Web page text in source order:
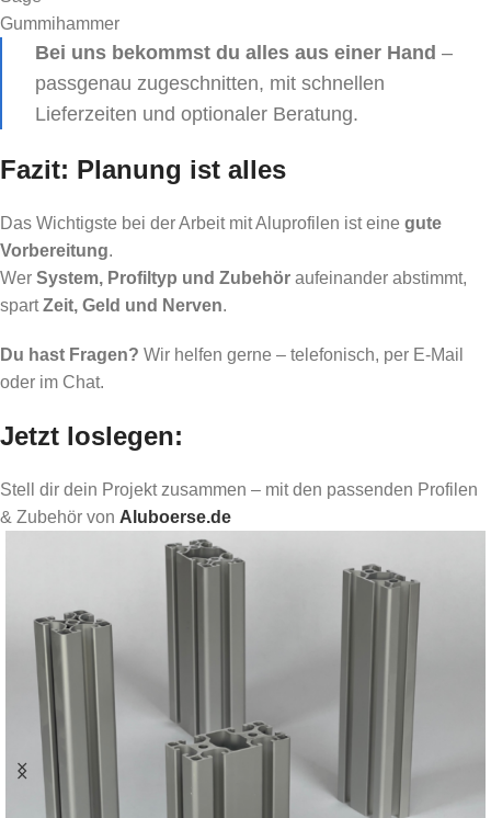
Gummihammer
Bei uns bekommst du alles aus einer Hand –
passgenau zugeschnitten, mit schnellen
Lieferzeiten und optionaler Beratung.
Fazit: Planung ist alles
Das Wichtigste bei der Arbeit mit Aluprofilen ist eine gute
Vorbereitung.
Wer System, Profiltyp und Zubehör aufeinander abstimmt,
spartZeit, Geld und Nerven.
Du hast Fragen? Wir helfen gerne – telefonisch, per E-Mail
oder im Chat.
Jetzt loslegen:
Stell dir dein Projekt zusammen – mit den passenden Profilen
& Zubehör von Aluboerse.de